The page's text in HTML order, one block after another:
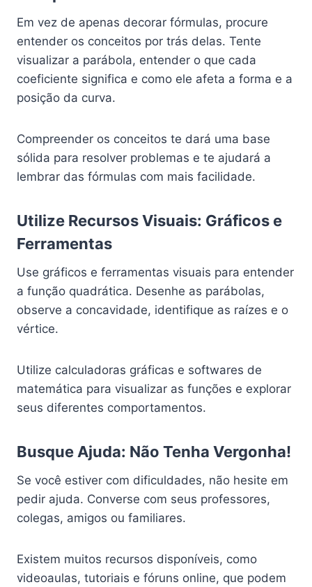
Em vez de apenas decorar fórmulas, procure
entender os conceitos por trás delas. Tente
visualizar a parábola, entender o que cada
coeficiente significa e como ele afeta a forma e a
posição da curva.
Compreender os conceitos te dará uma base
sólida para resolver problemas e te ajudará a
lembrar das fórmulas com mais facilidade.
Utilize Recursos Visuais: Gráficos e
Ferramentas
Use gráficos e ferramentas visuais para entender
a função quadrática. Desenhe as parábolas,
observe a concavidade, identifique as raízes e o
vértice.
Utilize calculadoras gráficas e softwares de
matemática para visualizar as funções e explorar
seus diferentes comportamentos.
Busque Ajuda: Não Tenha Vergonha!
Se você estiver com dificuldades, não hesite em
pedir ajuda. Converse com seus professores,
colegas, amigos ou familiares.
Existem muitos recursos disponíveis, como
videoaulas, tutoriais e fóruns online, que podem